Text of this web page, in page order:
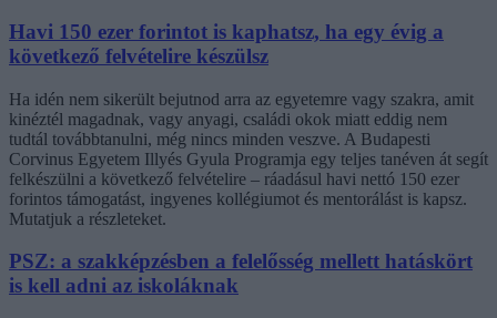
Havi 150 ezer forintot is kaphatsz, ha egy évig a
következő felvételire készülsz
Ha idén nem sikerült bejutnod arra az egyetemre vagy szakra, amit
kinéztél magadnak, vagy anyagi, családi okok miatt eddig nem
tudtál továbbtanulni, még nincs minden veszve. A Budapesti
Corvinus Egyetem Illyés Gyula Programja egy teljes tanéven át segít
felkészülni a következő felvételire – ráadásul havi nettó 150 ezer
forintos támogatást, ingyenes kollégiumot és mentorálást is kapsz.
Mutatjuk a részleteket.
PSZ: a szakképzésben a felelősség mellett hatáskört
is kell adni az iskoláknak